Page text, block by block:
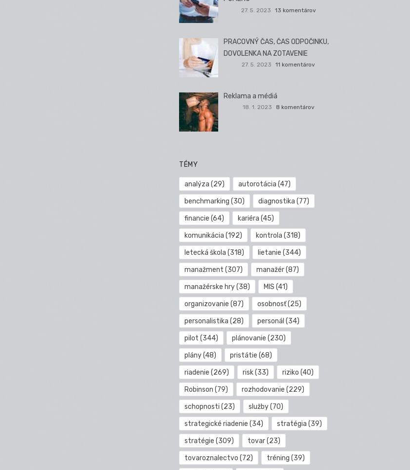
27. 5. 2023 13 komentárov
PRACOVNÝ ČAS, ČAS ODPOČINKU,
DOVOLENKA NA ZOTAVENIE
27. 5. 2023 11 komentárov
Reklama a médiá
18. 1. 2023 8 komentárov
TÉMY
analýza (29) autorotácia (47)
benchmarking (30) diagnostika (77)
financie (64) kariéra (45)
komunikácia (192) kontrola (318)
letecká škola (318) lietanie (344)
manažment (307) manažér(87)
manažérske hry(38) MIS (41)
organizovanie (87) osobnosť(25)
personalistika (28) personál (34)
pilot (344) plánovanie (230)
plány(48) pristátie (68)
riadenie (269) risk(33) riziko (40)
Robinson (79) rozhodovanie (229)
schopnosti (23) služby(70)
strategické riadenie (34) stratégia (39)
stratégie (309) tovar(23)
tovaroznalectvo (72) tréning (39)